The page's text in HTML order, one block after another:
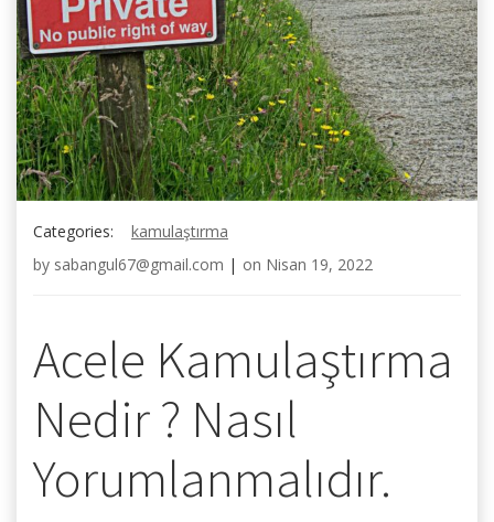
Categories:
kamulaştırma
by sabangul67@gmail.com | on Nisan 19, 2022
Acele Kamulaştırma
Nedir ? Nasıl
Yorumlanmalıdır.